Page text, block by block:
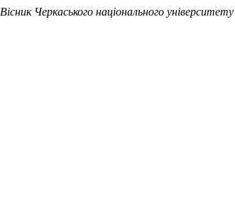
Вісник Черкаського національного